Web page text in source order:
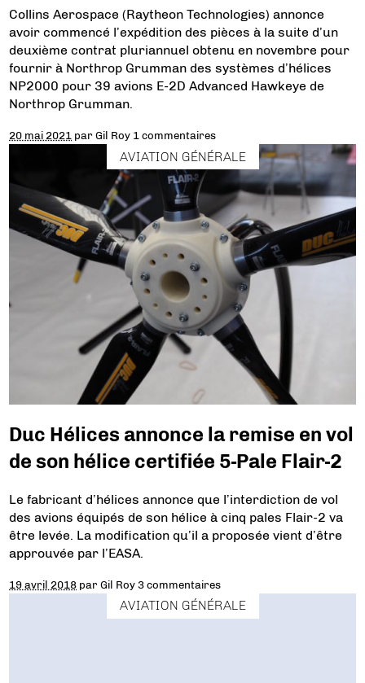
Collins Aerospace (Raytheon Technologies) annonce
avoir commencé l’expédition des pièces à la suite d’un
deuxième contrat pluriannuel obtenu en novembre pour
fournir à Northrop Grumman des systèmes d’hélices
NP2000 pour 39 avions E-2D Advanced Hawkeye de
Northrop Grumman.
20 mai 2021 parGil Roy 1 commentaires
AVIATION GÉNÉRALE
Duc Hélices annonce la remise en vol
de son hélice certifiée 5-Pale Flair-2
Le fabricant d’hélices annonce que l’interdiction de vol
des avions équipés de son hélice à cinq pales Flair-2 va
être levée. La modification qu’il a proposée vient d’être
approuvée par l’EASA.
19 avril 2018 parGil Roy 3 commentaires
AVIATION GÉNÉRALE